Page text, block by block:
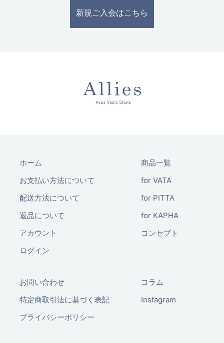
新規ご入会はこちら
ホーム
お支払い方法について
配送方法について
返品について
アカウント
ログイン
商品一覧
for VATA
for PITTA
for KAPHA
コンセプト
お問い合わせ
特定商取引法に基づく表記
プライバシーポリシー
コラム
Instagram